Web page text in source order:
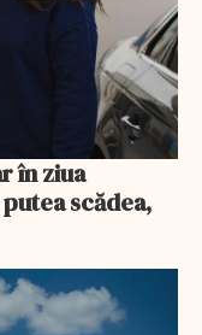
în ziua
scădea,